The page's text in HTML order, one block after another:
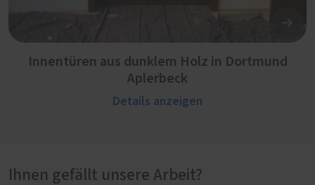
Innentüren aus dunklem Holz in Dortmund
Aplerbeck
Details anzeigen
Ihnen gefällt unsere Arbeit?